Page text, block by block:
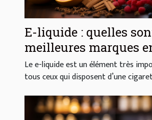
E-liquide : quelles
meilleures marques
France ?
Le e-liquide est un élément très
tous ceux qui disposent d’une